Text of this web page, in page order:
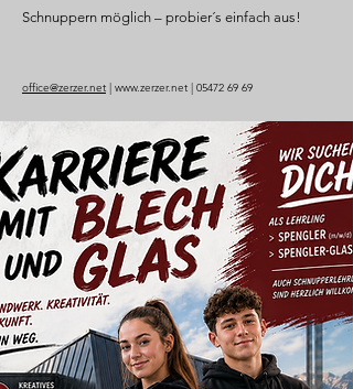
Schnuppern möglich – probier´s einfach aus!
office@zerzer.net | ​www.zerzer.net | 05472 69 69